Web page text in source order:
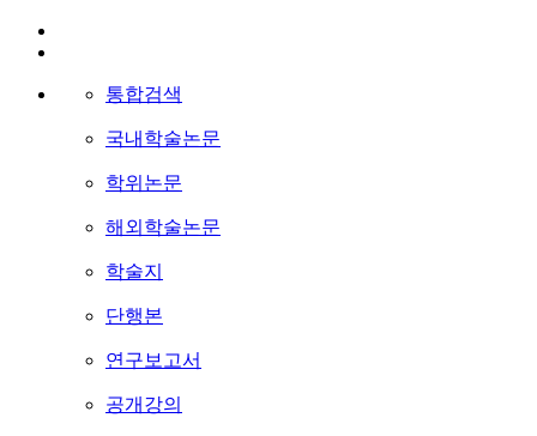
통합검색
국내학술논문
학위논문
해외학술논문
학술지
단행본
연구보고서
공개강의